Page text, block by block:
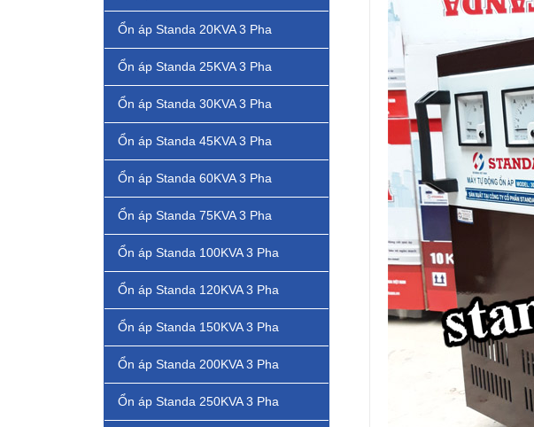
Ổn áp Standa 20KVA 3 Pha
Ổn áp Standa 25KVA 3 Pha
Ổn áp Standa 30KVA 3 Pha
Ổn áp Standa 45KVA 3 Pha
Ổn áp Standa 60KVA 3 Pha
Ổn áp Standa 75KVA 3 Pha
Ổn áp Standa 100KVA 3 Pha
Ổn áp Standa 120KVA 3 Pha
Ổn áp Standa 150KVA 3 Pha
Ổn áp Standa 200KVA 3 Pha
Ổn áp Standa 250KVA 3 Pha